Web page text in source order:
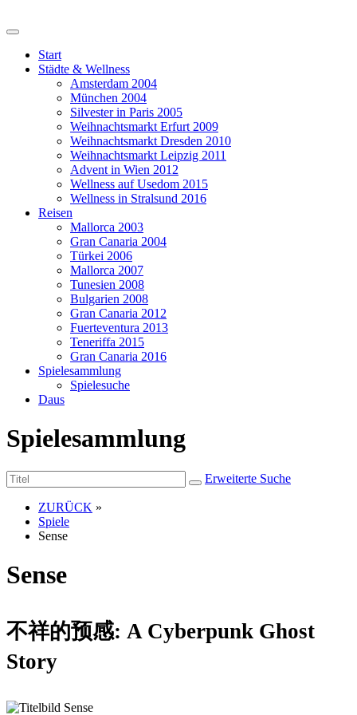
Start
Städte & Wellness
Amsterdam 2004
München 2004
Silvester in Paris 2005
Weihnachtsmarkt Erfurt 2009
Weihnachtsmarkt Dresden 2010
Weihnachtsmarkt Leipzig 2011
Advent in Wien 2012
Wellness auf Usedom 2015
Wellness in Stralsund 2016
Reisen
Mallorca 2003
Gran Canaria 2004
Türkei 2006
Mallorca 2007
Tunesien 2008
Bulgarien 2008
Gran Canaria 2012
Fuerteventura 2013
Teneriffa 2015
Gran Canaria 2016
Spielesammlung
Spielesuche
Daus
Spielesammlung
Erweiterte Suche
ZURÜCK »
Spiele
Sense
Sense
不祥的预感: A Cyberpunk Ghost
Story